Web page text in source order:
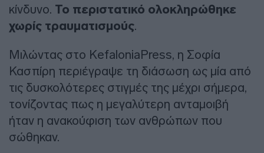
κίνδυνο. Το περιστατικό ολοκληρώθηκε
χωρίς τραυματισμούς
Μιλώντας στο KefaloniaPress, η Σοφία
Κασπίρη περιέγραψε τη διάσωση ως μία από
τις δυσκολότερες στιγμές της μέχρι σήμερα,
τονίζοντας πως η μεγαλύτερη ανταμοιβή
ήταν η ανακούφιση των ανθρώπων που
σώθηκαν.